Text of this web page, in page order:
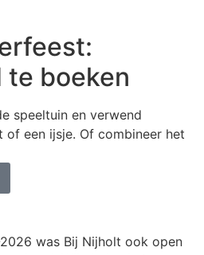
boeken
speeltuin en verwend
een ijsje. Of combineer het
was Bij Nijholt ook open